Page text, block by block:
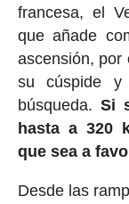
francesa, el
que añade
ascensión, por
su cúspide y
búsqueda. Si
hasta a 320
que sea a
Desde las